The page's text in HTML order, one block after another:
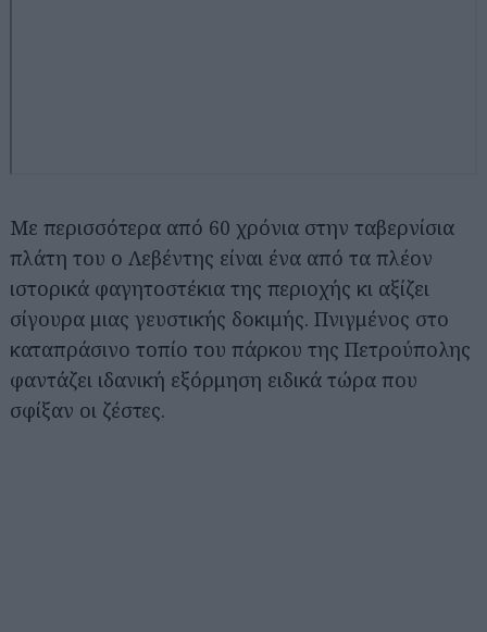
Με περισσότερα από 60 χρόνια στην ταβερνίσια
πλάτη του ο Λεβέντης είναι ένα από τα πλέον
ιστορικά φαγητοστέκια της περιοχής κι αξίζει
σίγουρα μιας γευστικής δοκιμής. Πνιγμένος στο
καταπράσινο τοπίο του πάρκου της Πετρούπολης
φαντάζει ιδανική εξόρμηση ειδικά τώρα που
σφίξαν οι ζέστες.